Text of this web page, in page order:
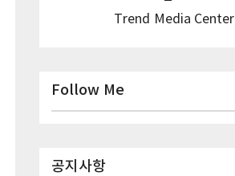
Trend Media Center
Follow Me
공지사항